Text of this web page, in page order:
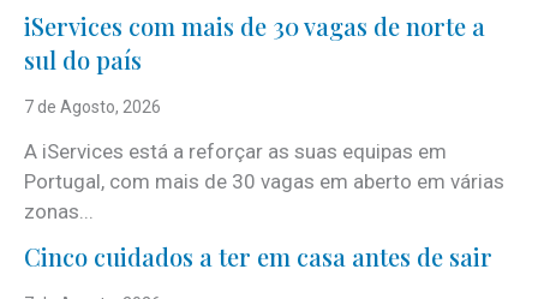
iServices com mais de 30 vagas de norte a
sul do país
7 de Agosto, 2026
A iServices está a reforçar as suas equipas em
Portugal, com mais de 30 vagas em aberto em várias
zonas...
Cinco cuidados a ter em casa antes de sair